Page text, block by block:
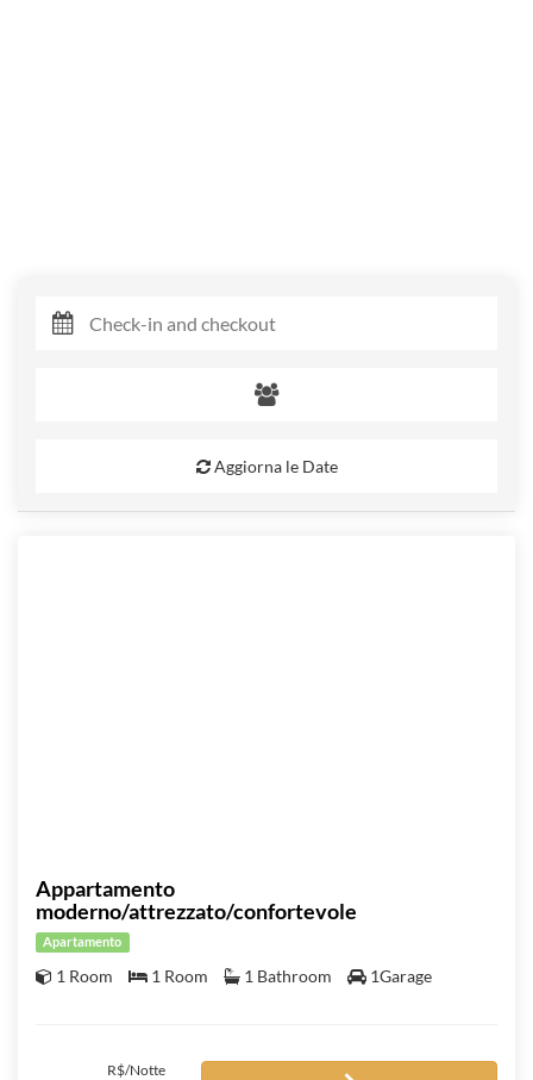
Aggiorna le Date
Appartamento
moderno/attrezzato/confortevole
Apartamento
1 Room 1 Room 1 Bathroom 1Garage
R$/Notte